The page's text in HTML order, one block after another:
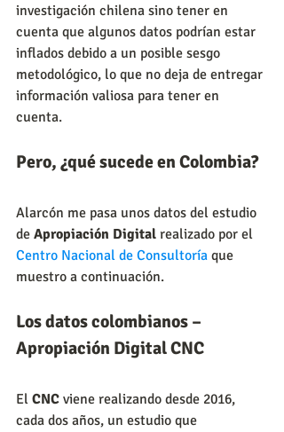
investigación chilena sino tener en
cuenta que algunos datos podrían estar
inflados debido a un posible sesgo
metodológico, lo que no deja de entregar
información valiosa para tener en
cuenta.
Pero, ¿qué sucede en Colombia?
Alarcón me pasa unos datos del estudio
de Apropiación Digital realizado por el
Centro Nacional de Consultoría que
muestro a continuación.
Los datos colombianos –
Apropiación Digital CNC
El CNC viene realizando desde 2016,
cada dos años, un estudio que